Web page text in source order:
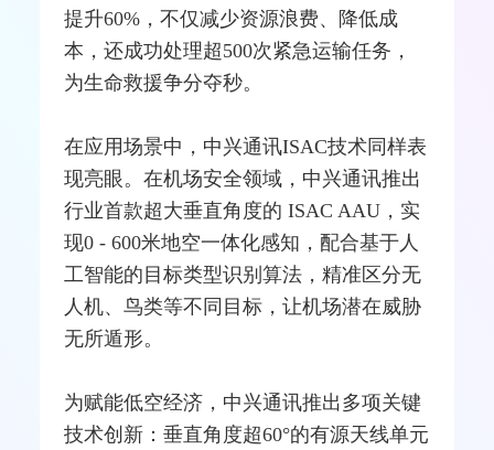
提升60%，不仅减少资源浪费、降低成
本，还成功处理超500次紧急运输任务，
为生命救援争分夺秒。
在应用场景中，中兴通讯ISAC技术同样表
现亮眼。在机场安全领域，中兴通讯推出
行业首款超大垂直角度的 ISAC AAU，实
现0 - 600米地空一体化感知，配合基于人
工智能的目标类型识别算法，精准区分无
人机、鸟类等不同目标，让机场潜在威胁
无所遁形。
为赋能低空经济 ，中兴通讯推出多项关键
技术创新：垂直角度超60°的有源天线单元